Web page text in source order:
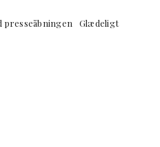
presseåbningen Glædeligt